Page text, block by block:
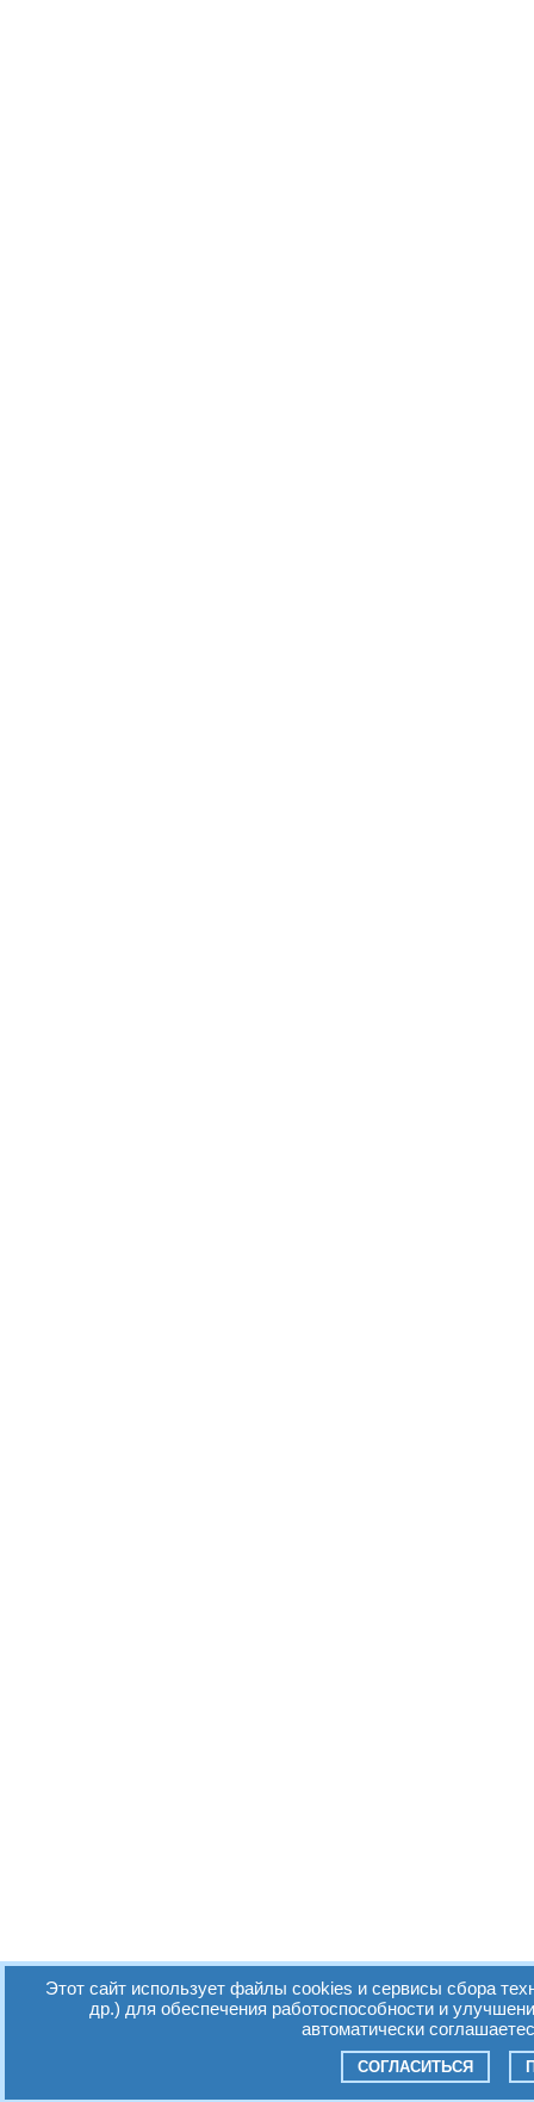
Этот сайт использует файлы cookies и сервисы сбора
др.) для обеспечения работоспособности и
автоматически
СОГЛАСИТЬСЯ